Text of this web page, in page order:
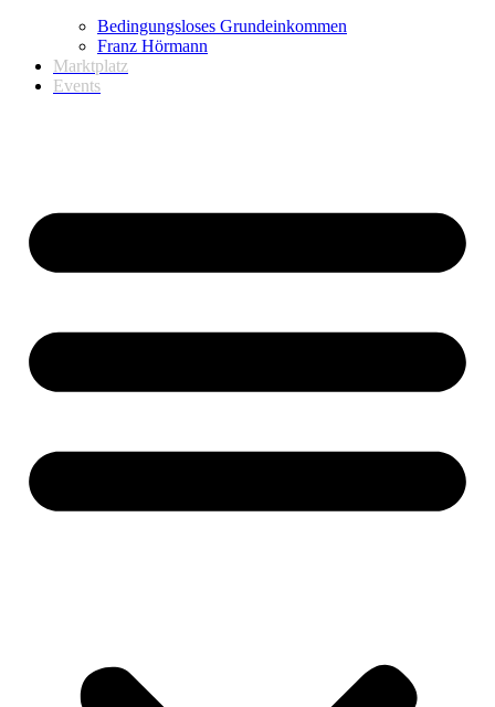
Bedingungsloses Grundeinkommen
Franz Hörmann
Marktplatz
Events